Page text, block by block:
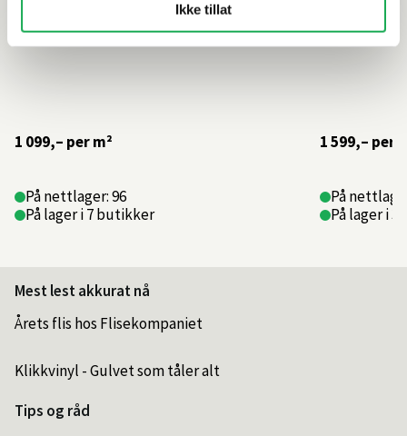
Ikke tillat
1 099,– per m²
På nettlager: 96
På lager i 7 butikker
1 599,– per
På
På lager i
Mest lest akkurat nå
Årets flis hos Flisekompaniet
Klikkvinyl - Gulvet som tåler alt
Tips og råd